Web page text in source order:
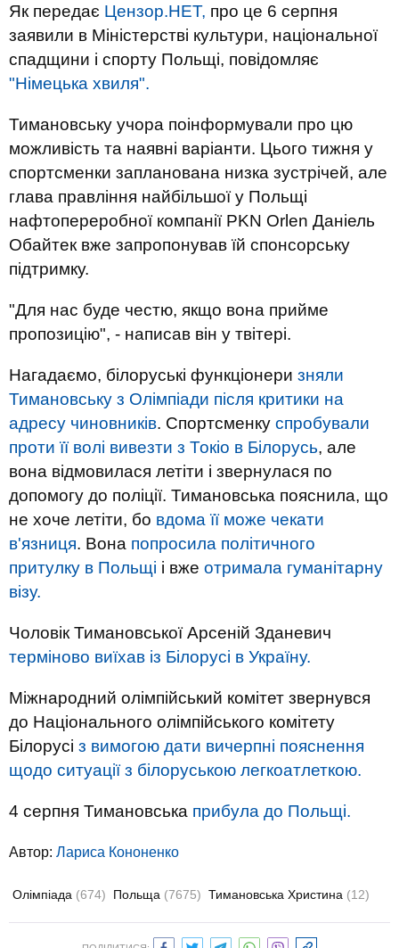
Як передає Цензор.НЕТ, про це 6 серпня
заявили в Міністерстві культури, національної
спадщини і спорту Польщі, повідомляє
"Німецька хвиля".
Тимановську учора поінформували про цю
можливість та наявні варіанти. Цього тижня у
спортсменки запланована низка зустрічей, але
глава правління найбільшої у Польщі
нафтопереробної компанії PKN Orlen Даніель
Обайтек вже запропонував їй спонсорську
підтримку.
"Для нас буде честю, якщо вона прийме
пропозицію", - написав він у твітері.
Нагадаємо, білоруські функціонери зняли
Тимановську з Олімпіади після критики на
адресу чиновників. Спортсменку спробували
проти її волі вивезти з Токіо в Білорусь, але
вона відмовилася летіти і звернулася по
допомогу до поліції. Тимановська пояснила, що
не хоче летіти, бо вдома її може чекати
в'язниця. Вона попросила політичного
притулку в Польщі і вже отримала гуманітарну
візу.
Чоловік Тимановської Арсеній Зданевич
терміново виїхав із Білорусі в Україну.
Міжнародний олімпійський комітет звернувся
до Національного олімпійського комітету
Білорусі з вимогою дати вичерпні пояснення
щодо ситуації з білоруською легкоатлеткою.
4 серпня Тимановська прибула до Польщі.
Автор: Лариса Кононенко
Олімпіада (674) Польща (7675) Тимановська Христина (12)